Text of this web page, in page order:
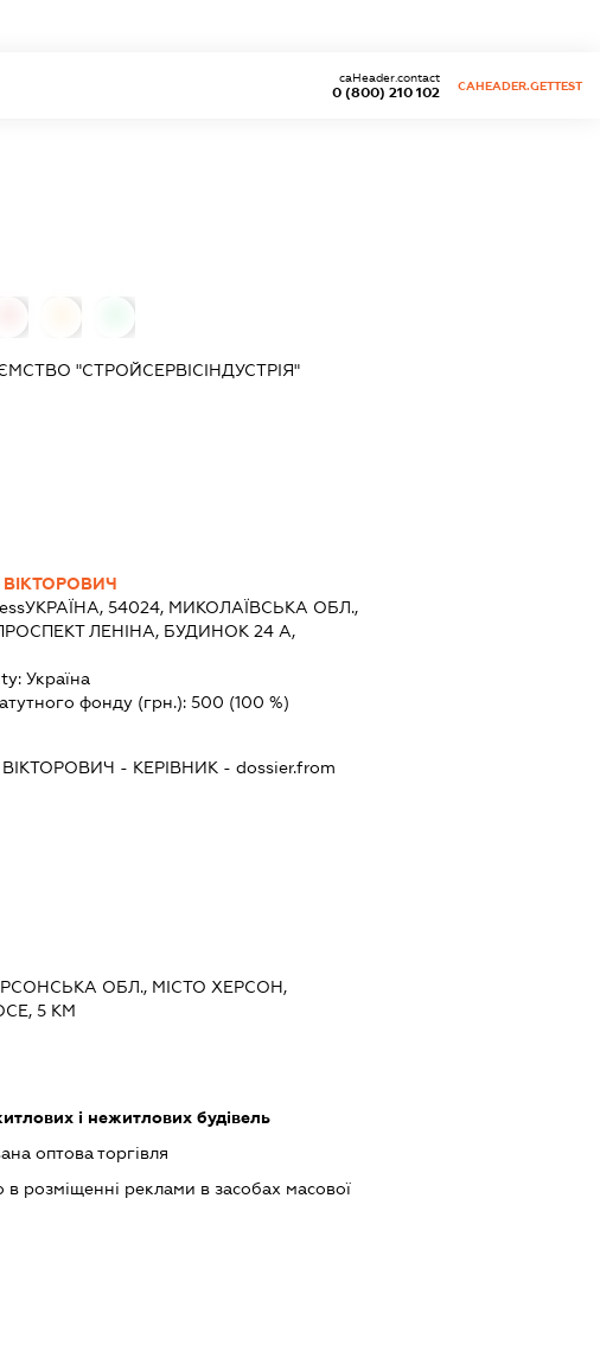
0 (800) 210 102
caHeader.contact
CAHEADER.GETTEST
"СТРОЙСЕРВІСІНДУСТРІЯ"
УКРАЇНА, 54024, МИКОЛАЇВСЬКА ОБЛ.,
ЛЕНІНА, БУДИНОК 24 А,
Україна
фонду (грн.):500 (100 %)
- КЕРІВНИК - dossier.from
ОБЛ., МІСТО ХЕРСОН,
5 КМ
і нежитлових будівель
оптова торгівля
в розміщенні реклами в засобах масової